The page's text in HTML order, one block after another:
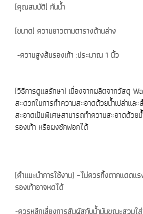
[คุณสมบัติ] กันน้ำ
[ขนาด] ความยาวตามตารางด้านล่าง
-ความสูงส้นรองเท้า :ประมาณ 1 นิ้ว
[วิธีการดูแลรักษา] เนื่องจากผลิตจากวัสดุ
สะดวกในการทำความสะอาดด้วยน้ำเปล่าแล
สะอาดเป็นพิเศษสามารถทำความสะอาดด้วย
รองเท้า หรือผงซักฟอกได้
[คำแนะนำการใช้งาน] –ไม่ควรทิ้งตากแดดแร
รองเท้าอาจหดได้
-ควรหลีกเลี่ยงการสัมผัสกับน้ำมันขณะสวมใส่